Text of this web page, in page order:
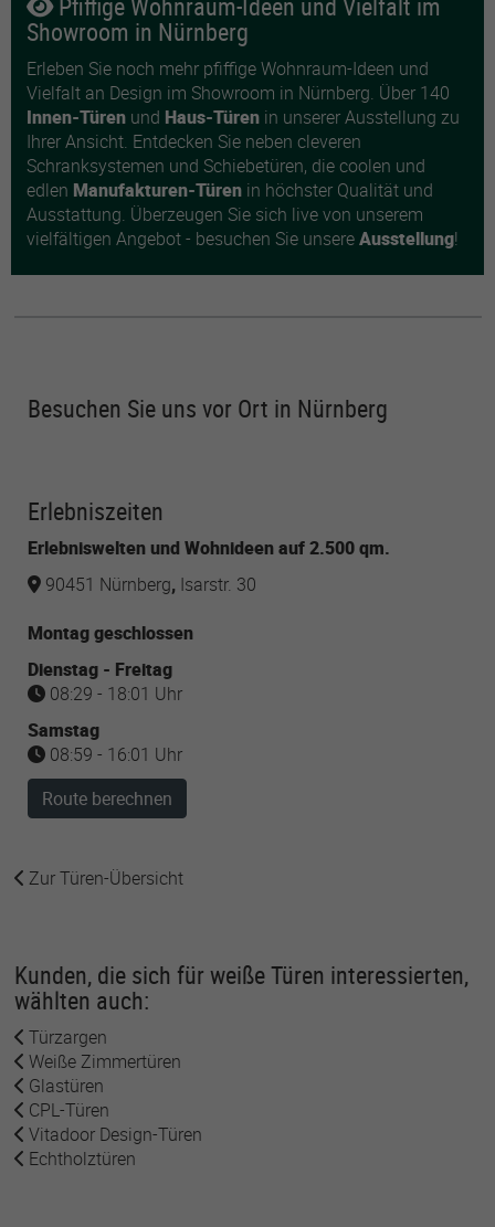
Showroom in Nürnberg
Erleben Sie noch mehr pfiffige Wohnraum-Ideen und
Vielfalt an Design im Showroom in Nürnberg. Über 140
Innen-Türenund Haus-Türenin unserer Ausstellung zu
Ihrer Ansicht. Entdecken Sie neben cleveren
Schranksystemen und Schiebetüren, die coolen und
edlen Manufakturen-Türenin höchster Qualität und
Ausstattung. Überzeugen Sie sich live von unserem
vielfältigen Angebot - besuchen Sie unsereAusstellung!
Besuchen Sie uns vor Ort in Nürnberg
Erlebniszeiten
Erlebniswelten und Wohnideen auf 2.500 qm.
90451 Nürnberg, Isarstr. 30
Montag geschlossen
Dienstag - Freitag
08:29 - 18:01 Uhr
Samstag
08:59 - 16:01 Uhr
Route berechnen
Zur Türen-Übersicht
Kunden, die sich für weiße Türen interessierten,
wählten auch:
Türzargen
Weiße Zimmertüren
Glastüren
CPL-Türen
Vitadoor Design-Türen
Echtholztüren